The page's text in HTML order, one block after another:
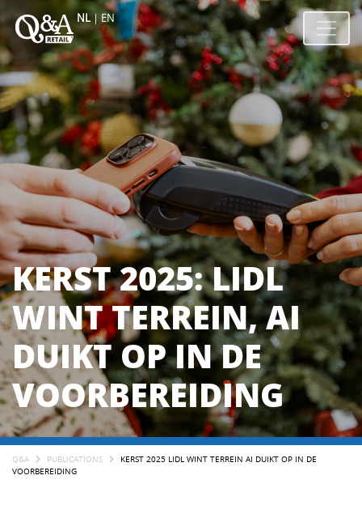
NL | EN
KERST 2025: LIDL
WINT TERREIN, AI
DUIKT OP IN DE
VOORBEREIDING
Q&A PUBLICATIONS
KERST 2025 LIDL WINT TERREIN AI DUIKT OP IN DE
VOORBEREIDING